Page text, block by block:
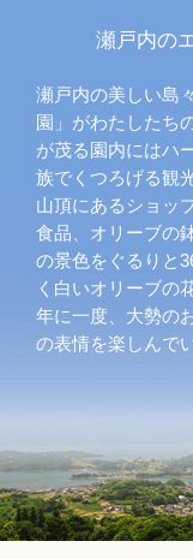
瀬戸内の
瀬戸内の美しい島
園」がわたしたち
が茂る園内にはハ
族でくつろげる観
山頂にあるショッ
食品、オリーブの
の景色をぐるりと
く白いオリーブの
年に一度、大勢の
の表情を楽しんで